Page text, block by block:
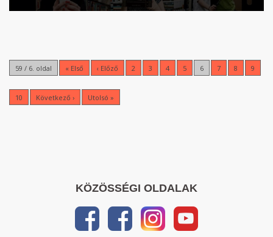
59 / 6. oldal « Első ‹ Előző 2 3 4 5 6 7 8 9
10 Következő › Utolsó »
KÖZÖSSÉGI OLDALAK